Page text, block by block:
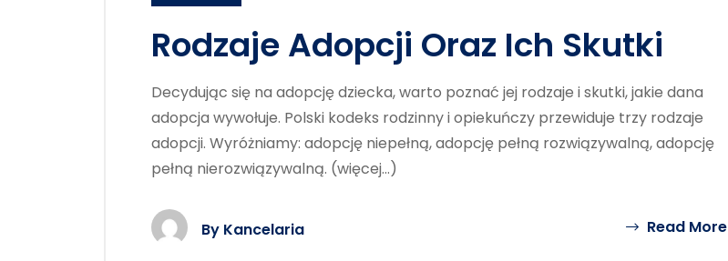
Rodzaje Adopcji Oraz Ich Skutki
Decydując się na adopcję dziecka, warto poznać jej rodzaje i skutki, jakie dana
adopcja wywołuje. Polski kodeks rodzinny i opiekuńczy przewiduje trzy rodzaje
adopcji. Wyróżniamy: adopcję niepełną, adopcję pełną rozwiązywalną, adopcję
pełną nierozwiązywalną. (więcej…)
By Kancelaria Read More